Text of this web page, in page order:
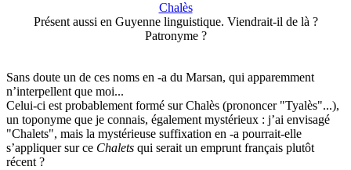
Chalès
Présent aussi en Guyenne linguistique. Viendrait-il de là ?
Patronyme ?
Sans doute un de ces noms en -a du Marsan, qui apparemment
n’interpellent que moi...
Celui-ci est probablement formé sur Chalès (prononcer "Tyalès"...),
un toponyme que je connais, également mystérieux : j’ai envisagé
"Chalets", mais la mystérieuse suffixation en -a pourrait-elle
s’appliquer sur ce Chalets qui serait un emprunt français plutôt
récent ?